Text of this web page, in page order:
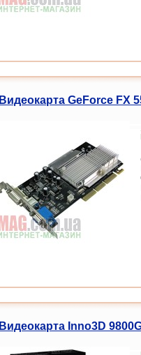
Видеокарта GeForce FX
Видеокарта Inno3D